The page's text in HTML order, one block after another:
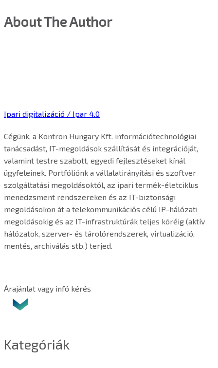
About The Author
Ipari digitalizáció / Ipar 4.0
Cégünk, a Kontron Hungary Kft. információtechnológiai
tanácsadást, IT-megoldások szállítását és integrációját,
valamint testre szabott, egyedi fejlesztéseket kínál
ügyfeleinek. Portfóliónk a vállalatirányítási és szoftver
szolgáltatási megoldásoktól, az ipari termék-életciklus
menedzsment rendszereken és az IT-biztonsági
megoldásokon át a telekommunikációs célú IP-hálózati
megoldásokig és az IT-infrastruktúrák teljes köréig (aktív
hálózatok, szerver- és tárolórendszerek, virtualizáció,
mentés, archiválás stb.) terjed.
Árajánlat vagy infó kérés
Kategóriák